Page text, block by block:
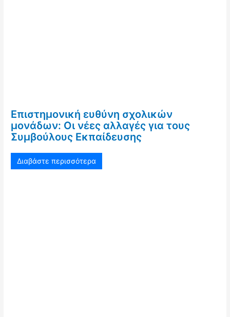
Επιστημονική ευθύνη σχολικών
μονάδων: Οι νέες αλλαγές για τους
Συμβούλους Εκπαίδευσης
Διαβάστε περισσότερα